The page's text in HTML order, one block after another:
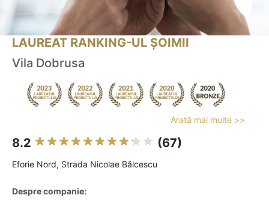
LAUREAT RANKING-UL ȘOIMII
Vila Dobrusa
Arată mai multe >>
8.2 (67)
Eforie Nord, Strada Nicolae Bălcescu
Despre companie: